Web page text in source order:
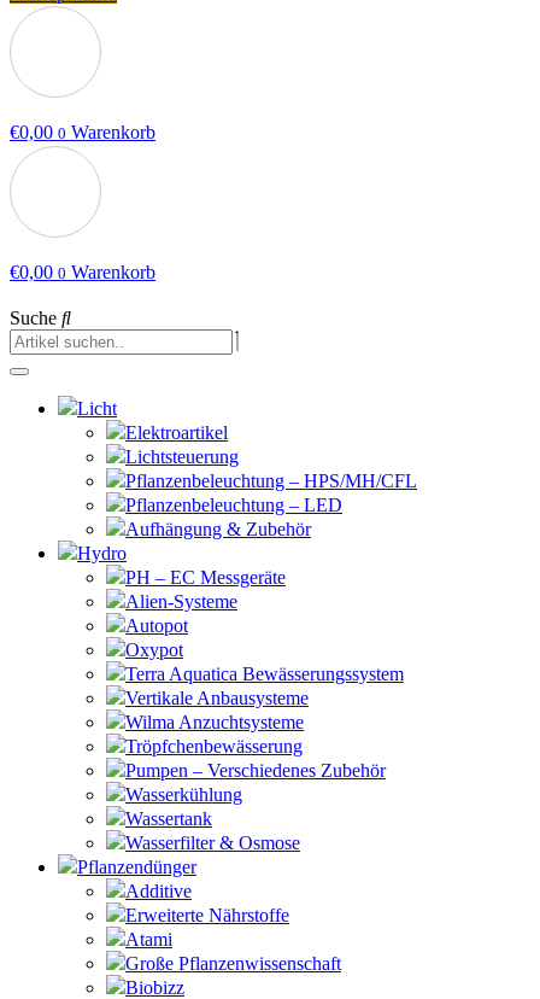
€0,00 0 Warenkorb
€0,00 0 Warenkorb
Suche
Licht
Elektroartikel
Lichtsteuerung
Pflanzenbeleuchtung – HPS/MH/CFL
Pflanzenbeleuchtung – LED
Aufhängung & Zubehör
Hydro
PH – EC Messgeräte
Alien-Systeme
Autopot
Oxypot
Terra Aquatica Bewässerungssystem
Vertikale Anbausysteme
Wilma Anzuchtsysteme
Tröpfchenbewässerung
Pumpen – Verschiedenes Zubehör
Wasserkühlung
Wassertank
Wasserfilter & Osmose
Pflanzendünger
Additive
Erweiterte Nährstoffe
Atami
Große Pflanzenwissenschaft
Biobizz